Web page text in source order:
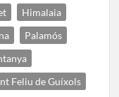
Himalaia
Palamós
Feliu de Guíxols